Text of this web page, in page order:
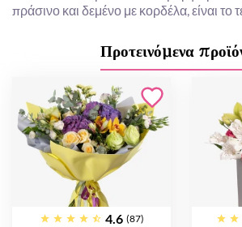
πράσινο και δεμένο με κορδέλα, είναι το
Προτεινόμενα
4.6 (87)